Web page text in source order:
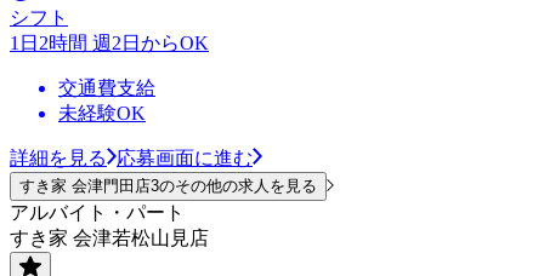
シフト
1日2時間 週2日からOK
交通費支給
未経験OK
詳細を見る 応募画面に進む
すき家 会津門田店3のその他の求人を見る
アルバイト・パート
すき家 会津若松山見店